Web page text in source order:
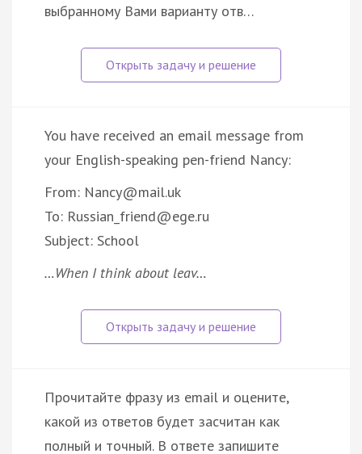
выбранному Вами варианту отв…
You have received an email message from
your English-speaking pen-friend Nancy:
From: Nancy@mail.uk
To: Russian_friend@ege.ru
Subject: School
…When I think about leav…
Прочитайте фразу из email и оцените,
какой из ответов будет засчитан как
полный и точный. В ответе запишите